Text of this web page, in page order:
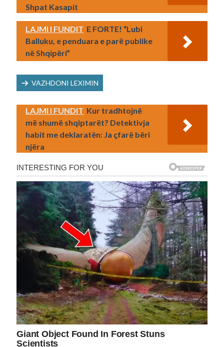
Shpat Kasapit
LAJMI I FUNDIT E FORTE! “Lubi
Balluku, e penduara e parë publike
në Shqipëri”
VAZHDONI LEXIMIN
LAJMI I FUNDIT Kur tradhtojnë
më shumë shqiptarët? Detektivja
habit me deklaratën: Ja çfarë bëri
njëra